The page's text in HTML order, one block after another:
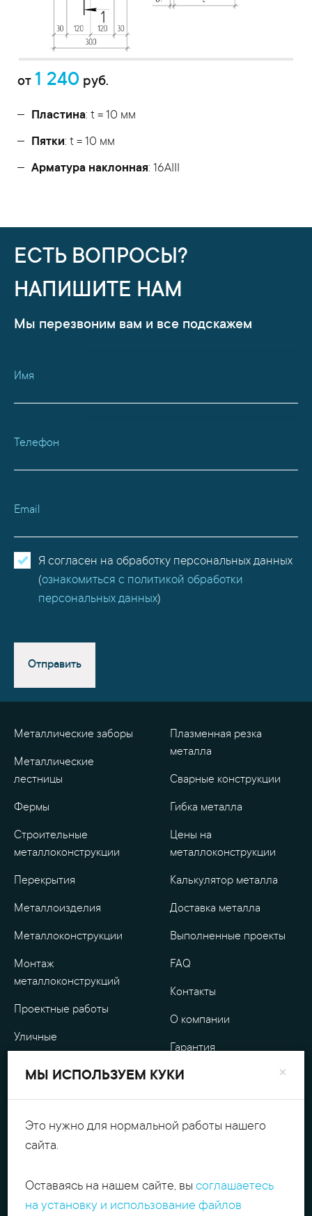
от 1 240 руб.
Пластина: t = 10 мм
Пятки: t = 10 мм
Арматура наклонная: 16AIII
ЕСТЬ ВОПРОСЫ?
НАПИШИТЕ НАМ
Мы перезвоним вам и все подскажем
Имя
Телефон
Email
Я согласен на обработку персональных данных
(ознакомиться с политикой обработки
персональных данных)
Отправить
Металлические заборы
Металлические
лестницы
Фермы
Строительные
металлоконструкции
Перекрытия
Металлоизделия
Металлоконструкции
Монтаж
металлоконструкций
Проектные работы
Уличные
металлоизделия
Обработка металла
Плазменная резка
металла
Сварные конструкции
Гибка металла
Цены на
металлоконструкции
Калькулятор металла
Доставка металла
Выполненные проекты
FAQ
Контакты
О компании
Гарантия
Оплата
Персональные данные
+7(495)540.54.52
Пн-Пт с 9:00 до 18:00
б-р, д. 7, корп. 2
Избранное
×
МЫ ИСПОЛЬЗУЕМ КУКИ
Это нужно для нормальной работы нашего
сайта.
Оставаясь на нашем сайте, вы соглашаетесь
на установку и использование файлов